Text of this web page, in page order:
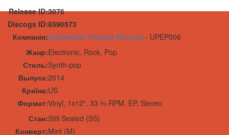
Release ID:3076
Discogs ID:6590573
Компанія:Underwater Peoples Records - UPEP006
Жанр:Electronic, Rock, Pop
Стиль:Synth-pop
Выпуск:2014
Країна:US
Формат:Vinyl, 1x12", 33 ⅓ RPM, EP, Stereo
Стан:Still Sealed (SS)
Конверт:Mint (M)